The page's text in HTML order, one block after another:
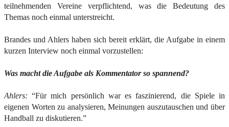
teilnehmenden Vereine verpflichtend, was die Bedeutung des
Themas noch einmal unterstreicht.
Brandes und Ahlers haben sich bereit erklärt, die Aufgabe in einem
kurzen Interview noch einmal vorzustellen:
Was macht die Aufgabe als Kommentator so spannend?
Ahlers: “Für mich persönlich war es faszinierend, die Spiele in
eigenen Worten zu analysieren, Meinungen auszutauschen und über
Handball zu diskutieren.”